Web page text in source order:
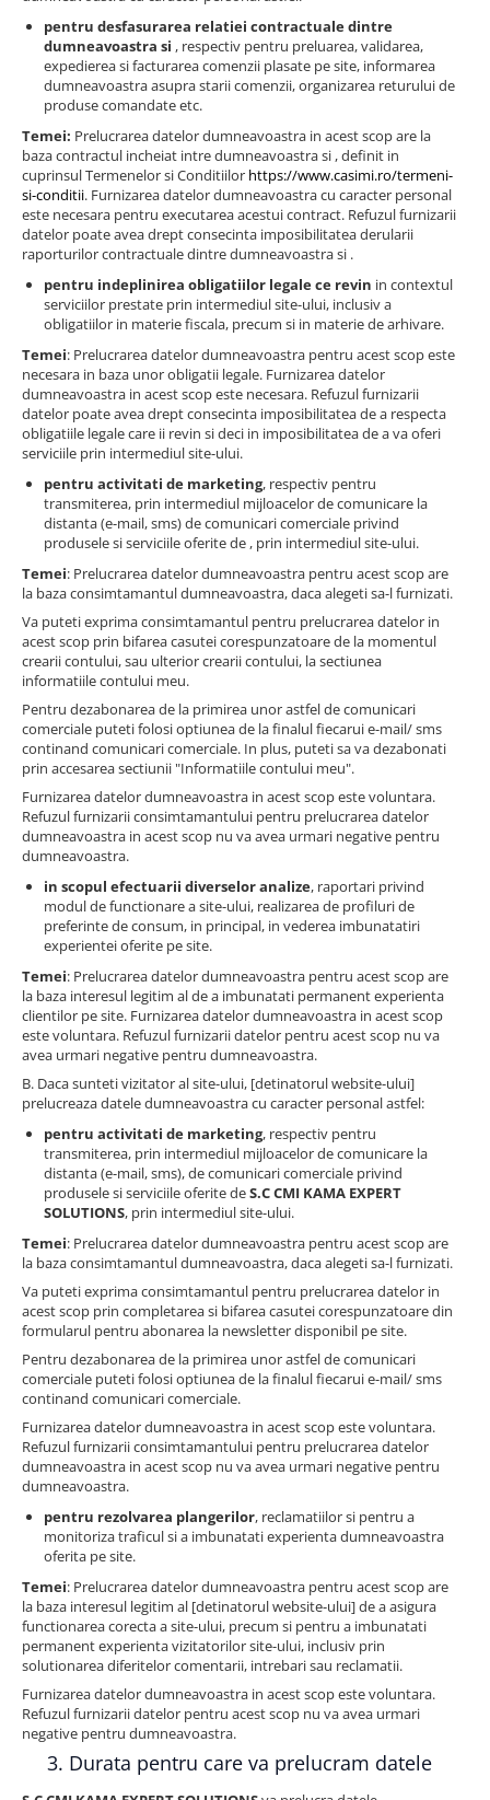
pentru desfasurarea relatiei contractuale dintre
dumneavoastra si , respectiv pentru preluarea, validarea,
expedierea si facturarea comenzii plasate pe site, informarea
dumneavoastra asupra starii comenzii, organizarea returului de
produse comandate etc.
Temei: Prelucrarea datelor dumneavoastra in acest scop are la
baza contractul incheiat intre dumneavoastra si , definit in
cuprinsul Termenelor si Conditiilor https://www.casimi.ro/termeni-
si-conditii. Furnizarea datelor dumneavoastra cu caracter personal
este necesara pentru executarea acestui contract. Refuzul furnizarii
datelor poate avea drept consecinta imposibilitatea derularii
raporturilor contractuale dintre dumneavoastra si .
pentru indeplinirea obligatiilor legale ce revin in contextul
serviciilor prestate prin intermediul site-ului, inclusiv a
obligatiilor in materie fiscala, precum si in materie de arhivare.
Temei: Prelucrarea datelor dumneavoastra pentru acest scop este
necesara in baza unor obligatii legale. Furnizarea datelor
dumneavoastra in acest scop este necesara. Refuzul furnizarii
datelor poate avea drept consecinta imposibilitatea de a respecta
obligatiile legale care ii revin si deci in imposibilitatea de a va oferi
serviciile prin intermediul site-ului.
pentru activitati de marketing, respectiv pentru
transmiterea, prin intermediul mijloacelor de comunicare la
distanta (e-mail, sms) de comunicari comerciale privind
produsele si serviciile oferite de , prin intermediul site-ului.
Temei: Prelucrarea datelor dumneavoastra pentru acest scop are
la baza consimtamantul dumneavoastra, daca alegeti sa-l furnizati.
Va puteti exprima consimtamantul pentru prelucrarea datelor in
acest scop prin bifarea casutei corespunzatoare de la momentul
crearii contului, sau ulterior crearii contului, la sectiunea
informatiile contului meu.
Pentru dezabonarea de la primirea unor astfel de comunicari
comerciale puteti folosi optiunea de la finalul fiecarui e-mail/ sms
continand comunicari comerciale. In plus, puteti sa va dezabonati
prin accesarea sectiunii "Informatiile contului meu".
Furnizarea datelor dumneavoastra in acest scop este voluntara.
Refuzul furnizarii consimtamantului pentru prelucrarea datelor
dumneavoastra in acest scop nu va avea urmari negative pentru
dumneavoastra.
in scopul efectuarii diverselor analize, raportari privind
modul de functionare a site-ului, realizarea de profiluri de
preferinte de consum, in principal, in vederea imbunatatiri
experientei oferite pe site.
Temei: Prelucrarea datelor dumneavoastra pentru acest scop are
la baza interesul legitim al de a imbunatati permanent experienta
clientilor pe site. Furnizarea datelor dumneavoastra in acest scop
este voluntara. Refuzul furnizarii datelor pentru acest scop nu va
avea urmari negative pentru dumneavoastra.
B. Daca sunteti vizitator al site-ului, [detinatorul website-ului]
prelucreaza datele dumneavoastra cu caracter personal astfel:
pentru activitati de marketing, respectiv pentru
transmiterea, prin intermediul mijloacelor de comunicare la
distanta (e-mail, sms), de comunicari comerciale privind
produsele si serviciile oferite deS.C CMI KAMA EXPERT
SOLUTIONS, prin intermediul site-ului.
Temei: Prelucrarea datelor dumneavoastra pentru acest scop are
la baza consimtamantul dumneavoastra, daca alegeti sa-l furnizati.
Va puteti exprima consimtamantul pentru prelucrarea datelor in
acest scop prin completarea si bifarea casutei corespunzatoare din
formularul pentru abonarea la newsletter disponibil pe site.
Pentru dezabonarea de la primirea unor astfel de comunicari
comerciale puteti folosi optiunea de la finalul fiecarui e-mail/ sms
continand comunicari comerciale.
Furnizarea datelor dumneavoastra in acest scop este voluntara.
Refuzul furnizarii consimtamantului pentru prelucrarea datelor
dumneavoastra in acest scop nu va avea urmari negative pentru
dumneavoastra.
pentru rezolvarea plangerilor, reclamatiilor si pentru a
monitoriza traficul si a imbunatati experienta dumneavoastra
oferita pe site.
Temei: Prelucrarea datelor dumneavoastra pentru acest scop are
la baza interesul legitim al [detinatorul website-ului] de a asigura
functionarea corecta a site-ului, precum si pentru a imbunatati
permanent experienta vizitatorilor site-ului, inclusiv prin
solutionarea diferitelor comentarii, intrebari sau reclamatii.
Furnizarea datelor dumneavoastra in acest scop este voluntara.
Refuzul furnizarii datelor pentru acest scop nu va avea urmari
negative pentru dumneavoastra.
3. Durata pentru care va prelucram datele